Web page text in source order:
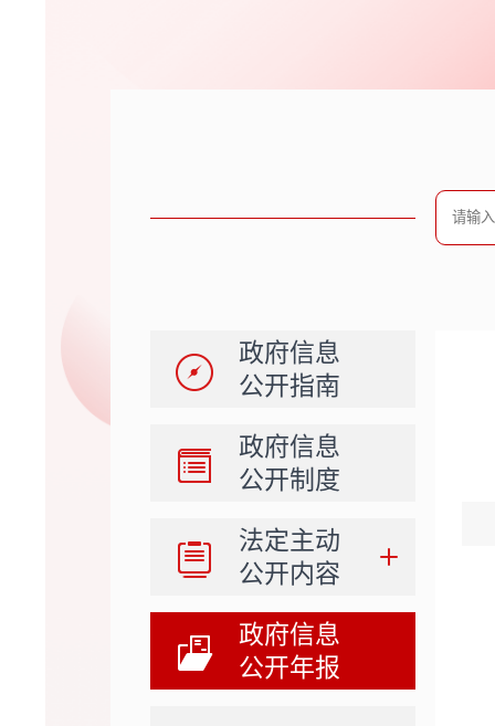
政府信息
公开指南
政府信息
公开制度
法定主动
公开内容
政府信息
公开年报